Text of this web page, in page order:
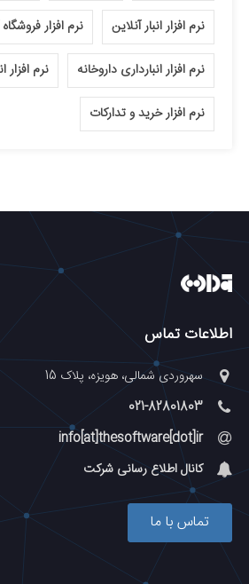
نرم افزار انبار آنلاین نرم افزار
نرم افزار انبارداری داروخانه نرم افزار
نرم افزار خرید و تدارکات
اطلاعات تماس
سهروردی شمالی، هویزه، پلاک 15
021-82801803
info[at]thesoftware[dot]ir
کانال اطلاع رسانی شرکت
تماس با ما